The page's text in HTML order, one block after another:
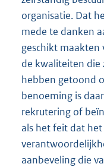
organisatie. Dat
mede te danken
geschikt
de kwaliteiten die
hebben getoond
benoeming is
rekrutering of
als het feit dat
aanbeveling die